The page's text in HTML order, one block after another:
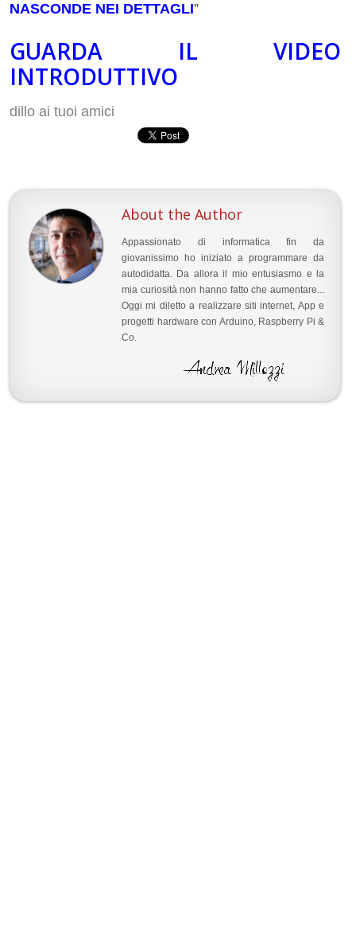
NASCONDE NEI DETTAGLI”
GUARDA IL VIDEO
INTRODUTTIVO
dillo ai tuoi amici
About the Author
Appassionato di informatica fin da
giovanissimo ho iniziato a programmare da
autodidatta. Da allora il mio entusiasmo e la
mia curiosità non hanno fatto che aumentare...
Oggi mi diletto a realizzare siti internet, App e
progetti hardware con Arduino, Raspberry Pi &
Co.